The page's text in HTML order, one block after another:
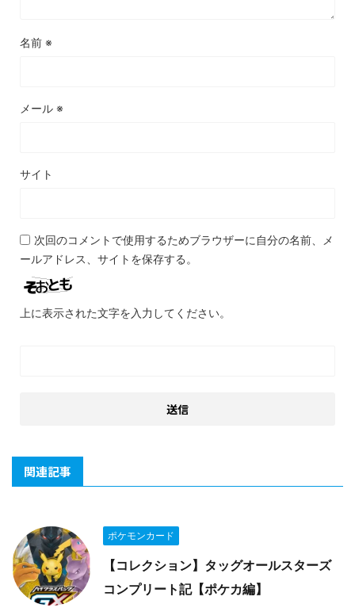
名前 ※
メール ※
サイト
次回のコメントで使用するためブラウザーに自分の名前、メ
ールアドレス、サイトを保存する。
上に表示された文字を入力してください。
関連記事
ポケモンカード
【コレクション】タッグオールスターズ
コンプリート記【ポケカ編】